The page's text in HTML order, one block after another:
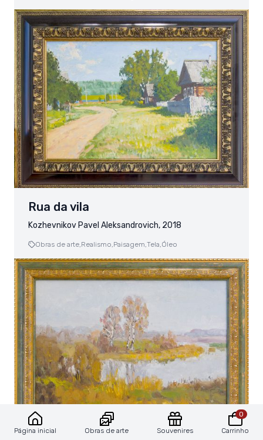
Página inicial Obras de arte Souvenires
0
Carrinho
Rua da vila
Kozhevnikov Pavel Aleksandrovich, 2018
Obras de arte,Realismo,Paisagem,Tela,Óleo